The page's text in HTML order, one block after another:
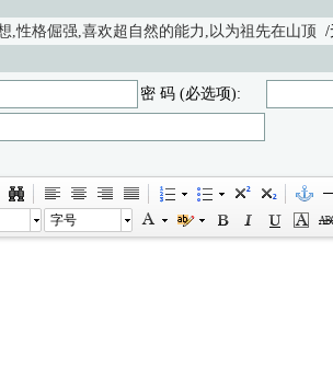
,性格倔强,喜欢超自然的能力,以为祖先在山顶 /
密 码 (必选项):
字号